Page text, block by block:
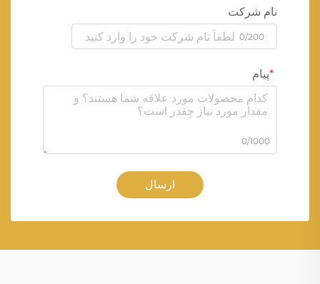
نام شرکت
0/200
پیام
0/1000
ارسال